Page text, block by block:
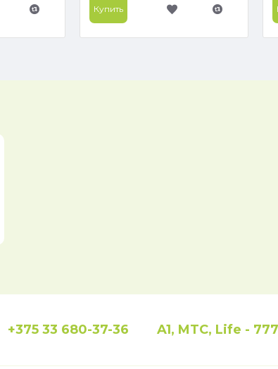
Купить
+375 33 680-37-36 A1, MTC, Life -